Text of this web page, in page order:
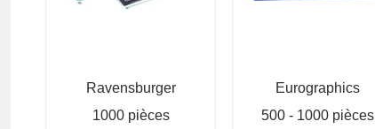
Ravensburger
1000 pièces
Eurographics
500 - 1000 pièces